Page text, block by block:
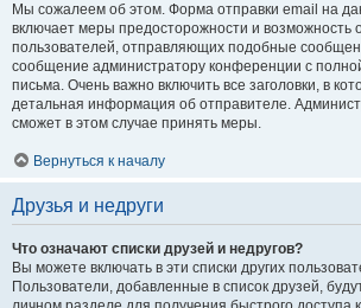
Мы сожалеем об этом. Форма отправки email на
включает меры предосторожности и возможность
пользователей, отправляющих подобные
сообщение администратору конференции с
письма. Очень важно включить все заголовки, в
детальная информация об отправителе.
сможет в этом случае принять меры.
Вернуться к началу
Друзья и недруги
Что означают списки друзей и недругов?
Вы можете включать в эти списки других
Пользователи, добавленные в список друзей,